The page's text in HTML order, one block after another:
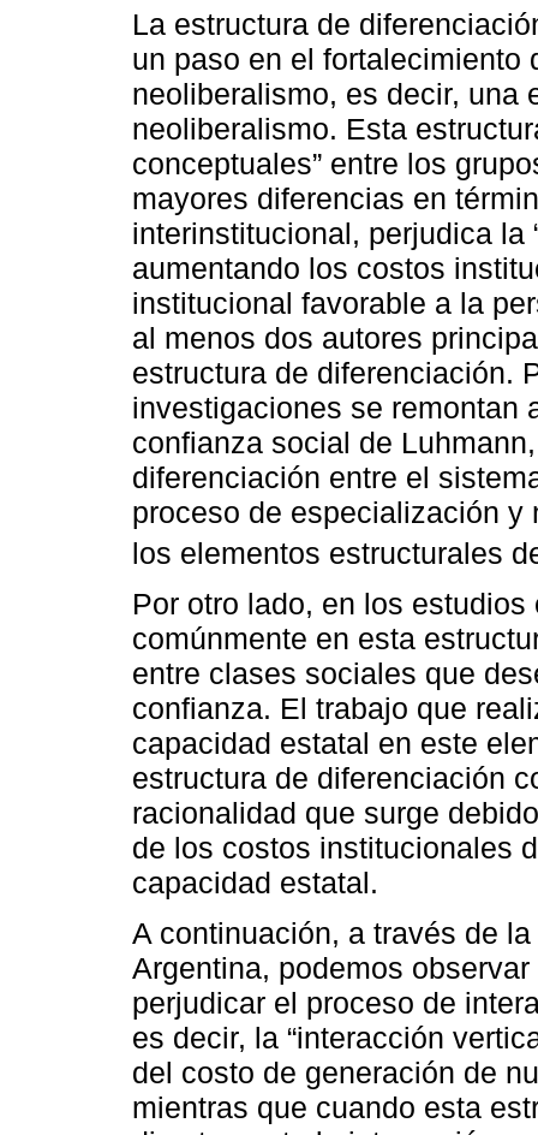
La estructura de
un paso en el fortalecimiento
neoliberalismo, es decir, una
neoliberalismo. Esta
conceptuales” entre los
mayores diferencias en
interinstitucional, perjudica la
aumentando los costos
institucional favorable a la
al menos dos autores
estructura de diferenciación.
investigaciones se remontan
confianza social de
diferenciación entre el
proceso de especialización
los elementos estructurales
Por otro lado, en los
comúnmente en esta
entre clases sociales que
confianza. El trabajo que
capacidad estatal en este
estructura de diferenciación
racionalidad que surge
de los costos institucionales
capacidad estatal.
A continuación, a través de
Argentina, podemos
perjudicar el proceso de
es decir, la “interacción
del costo de generación de
mientras que cuando esta